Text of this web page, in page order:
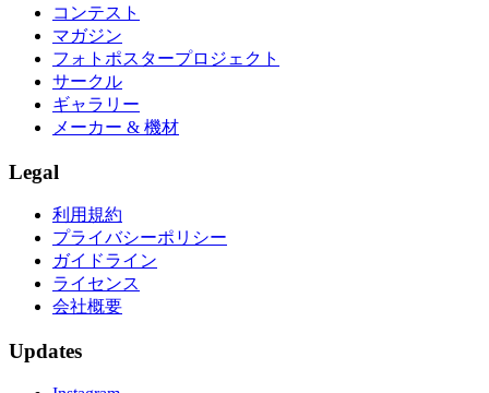
コンテスト
マガジン
フォトポスタープロジェクト
サークル
ギャラリー
メーカー & 機材
Legal
利用規約
プライバシーポリシー
ガイドライン
ライセンス
会社概要
Updates